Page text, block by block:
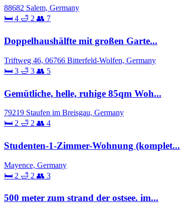
88682 Salem, Germany
🛏 4 🛁 2 👥 7
Doppelhaushälfte mit großen Garte...
Triftweg 46, 06766 Bitterfeld-Wolfen, Germany
🛏 3 🛁 3 👥 5
Gemütliche, helle, ruhige 85qm Woh...
79219 Staufen im Breisgau, Germany
🛏 2 🛁 2 👥 4
Studenten-1-Zimmer-Wohnung (komplet...
Mayence, Germany
🛏 2 🛁 2 👥 3
500 meter zum strand der ostsee. im...